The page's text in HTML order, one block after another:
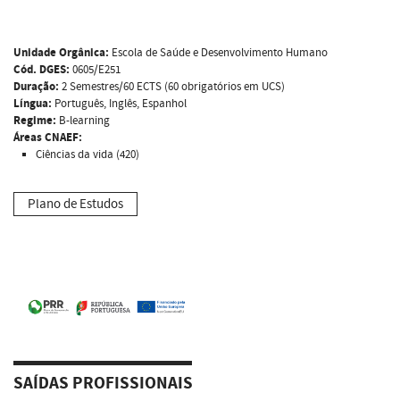
Unidade Orgânica: Escola de Saúde e Desenvolvimento Humano
Cód. DGES: 0605/E251
Duração: 2 Semestres/60 ECTS (60 obrigatórios em UCS)
Língua: Português, Inglês, Espanhol
Regime: B-learning
Áreas CNAEF:
Ciências da vida (420)
Plano de Estudos
SAÍDAS PROFISSIONAIS